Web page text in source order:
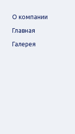
О компании
Главная
Галерея